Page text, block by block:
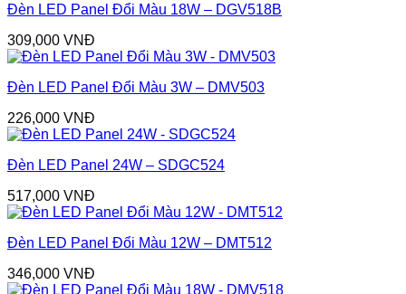
Đèn LED Panel Đổi Màu 18W – DGV518B
309,000 VNĐ
Đèn LED Panel Đổi Màu 3W – DMV503
226,000 VNĐ
Đèn LED Panel 24W – SDGC524
517,000 VNĐ
Đèn LED Panel Đổi Màu 12W – DMT512
346,000 VNĐ